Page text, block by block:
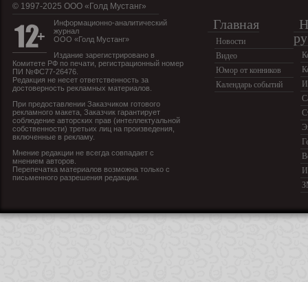
© 1997-2025 OOO «Голд Мустанг»
Информационно-аналитический
журнал
ООО «Голд Мустанг»
Издание зарегистрировано в
Комитете РФ по печати, регистрационный номер
ПИ №ФС77-26476.
Редакция не несет ответственность за
достоверность рекламных материалов.
При предоставлении Заказчиком готового
рекламного макета, Заказчик гарантирует
соблюдение авторских прав (интеллектуальной
собственности) третьих лиц на произведения,
включенные в рекламу.
Мнение редакции не всегда совпадает с
мнением авторов.
Перепечатка материалов возможна только с
письменного разрешения редакции.
Главная
Новости
Видео
Юмор от конников
Календарь событий